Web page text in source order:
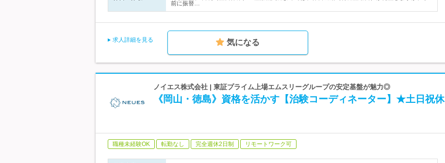
前に振替…
求人詳細を見る 気になる
ノイエス株式会社 | 東証プライム上場エムスリーグループの安定基盤が魅力◎
《岡山・徳島》資格を活かす【治験コーディネーター】★土日祝休
職種未経験OK 転勤なし 完全週休2日制 リモートワーク可